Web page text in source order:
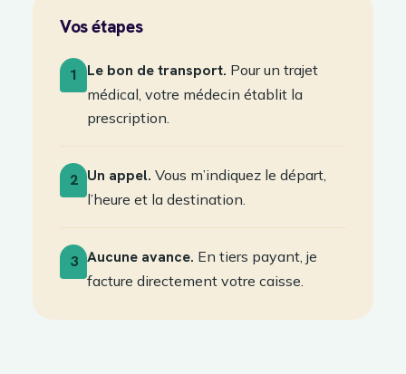
Vos étapes
1 Le bon de transport. Pour un trajet
médical, votre médecin établit la
prescription.
2 Un appel. Vous m’indiquez le départ,
l’heure et la destination.
3 Aucune avance. En tiers payant, je
facture directement votre caisse.